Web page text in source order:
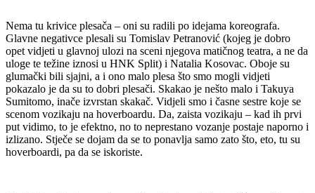
Nema tu krivice plesača – oni su radili po idejama koreografa.
Glavne negativce plesali su Tomislav Petranović (kojeg je dobro
opet vidjeti u glavnoj ulozi na sceni njegova matičnog teatra, a ne da
uloge te težine iznosi u HNK Split) i Natalia Kosovac. Oboje su
glumački bili sjajni, a i ono malo plesa što smo mogli vidjeti
pokazalo je da su to dobri plesači. Skakao je nešto malo i Takuya
Sumitomo, inače izvrstan skakač. Vidjeli smo i časne sestre koje se
scenom vozikaju na hoverboardu. Da, zaista vozikaju – kad ih prvi
put vidimo, to je efektno, no to neprestano vozanje postaje naporno i
izlizano. Stječe se dojam da se to ponavlja samo zato što, eto, tu su
hoverboardi, pa da se iskoriste.